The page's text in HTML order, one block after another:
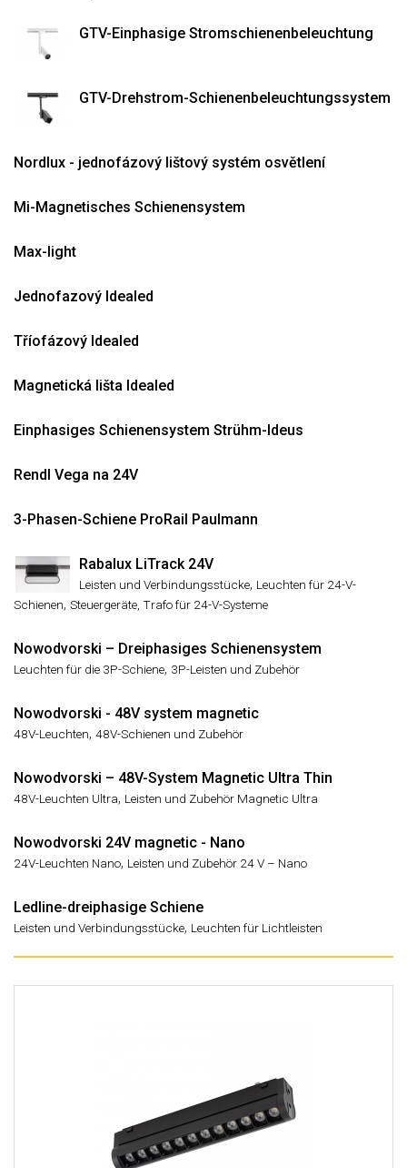
GTV-Einphasige Stromschienenbeleuchtung
GTV-Drehstrom-Schienenbeleuchtungssystem
Nordlux - jednofázový lištový systém osvětlení
Mi-Magnetisches Schienensystem
Max-light
Jednofazový Idealed
Tříofázový Idealed
Magnetická lišta Idealed
Einphasiges Schienensystem Strühm-Ideus
Rendl Vega na 24V
3-Phasen-Schiene ProRail Paulmann
Rabalux LiTrack 24V
Leisten und Verbindungsstücke, Leuchten für 24-V-
Schienen, Steuergeräte, Trafo für 24-V-Systeme
Nowodvorski – Dreiphasiges Schienensystem
Leuchten für die 3P-Schiene, 3P-Leisten und Zubehör
Nowodvorski - 48V system magnetic
48V-Leuchten, 48V-Schienen und Zubehör
Nowodvorski – 48V-System Magnetic Ultra Thin
48V-Leuchten Ultra, Leisten und Zubehör Magnetic Ultra
Nowodvorski 24V magnetic - Nano
24V-Leuchten Nano, Leisten und Zubehör 24 V – Nano
Ledline-dreiphasige Schiene
Leisten und Verbindungsstücke, Leuchten für Lichtleisten